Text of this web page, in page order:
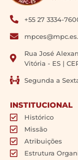
+55 27 3334-
Rua José
Vitória - ES |
Segunda a
INSTITUCIONAL
Histórico
Missão
Atribuições
Estrutura